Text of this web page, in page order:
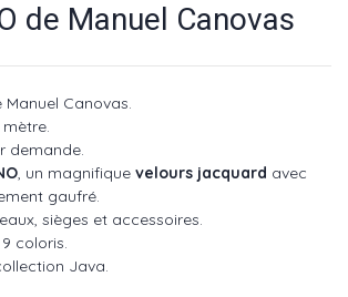
de Manuel Canovas
Manuel Canovas.
demande.
, un magnifique velours jacquard avec
gaufré.
sièges et accessoires.
coloris.
Java.